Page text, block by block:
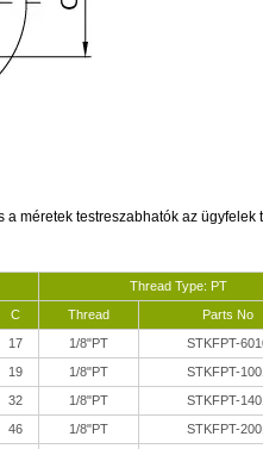
a méretek testreszabhatók az
Thread Type: PT
C Thread Parts No
17 1/8"PT STKFPT-
19 1/8"PT STKFPT-
32 1/8"PT STKFPT-
46 1/8"PT STKFPT-